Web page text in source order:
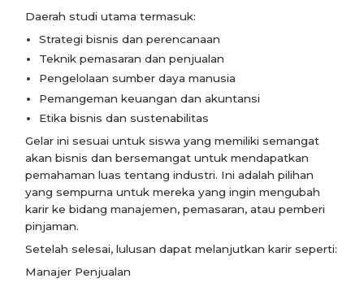
Daerah studi utama termasuk:
Strategi bisnis dan perencanaan
Teknik pemasaran dan penjualan
Pengelolaan sumber daya manusia
Pemangeman keuangan dan akuntansi
Etika bisnis dan sustenabilitas
Gelar ini sesuai untuk siswa yang memiliki semangat
akan bisnis dan bersemangat untuk mendapatkan
pemahaman luas tentang industri. Ini adalah pilihan
yang sempurna untuk mereka yang ingin mengubah
karir ke bidang manajemen, pemasaran, atau pemberi
pinjaman.
Setelah selesai, lulusan dapat melanjutkan karir seperti:
Manajer Penjualan